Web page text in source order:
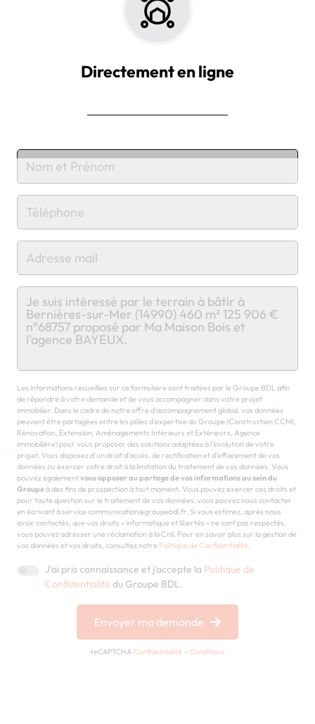
Directement en ligne
Chargement...
Les informations recueillies sur ce formulaire sont traitées par le Groupe BDL afin
de répondre à votre demande et de vous accompagner dans votre projet
immobilier. Dans le cadre de notre offre d'accompagnement global, vos données
peuvent être partagées entre les pôles d'expertise du Groupe (Construction CCMI,
Rénovation, Extension, Aménagements Intérieurs et Extérieurs, Agence
immobilière) pour vous proposer des solutions adaptées à l'évolution de votre
projet. Vous disposez d'un droit d'accès, de rectification et d'effacement de vos
données ou exercer votre droit à la limitation du traitement de vos données. Vous
pouvez égalementvous opposer au partage de vos informations au sein du
Groupeà des fins de prospection à tout moment. Vous pouvez exercer ces droits et
pour toute question sur le traitement de vos données, vous pouvez nous contacter
en écrivant à service communication@groupebdl.fr. Si vous estimez, après nous
avoir contactés, que vos droits « informatique et libertés » ne sont pas respectés,
vous pouvez adresser une réclamation à la Cnil. Pour en savoir plus sur la gestion de
vos données et vos droits, consultez notre Politique de Confidentialité.
J'ai pris connaissance et j'accepte la Politique de
Confidentialité du Groupe BDL.
Envoyer ma demande
reCAPTCHA Confidentialité - Conditions